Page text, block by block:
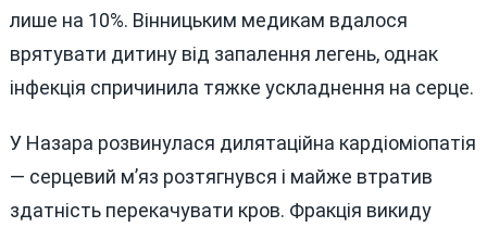
лише на 10%. Вінницьким медикам вдалося
врятувати дитину від запалення легень, однак
інфекція спричинила тяжке ускладнення на серце.
У Назара розвинулася дилятаційна кардіоміопатія
— серцевий м’яз розтягнувся і майже втратив
здатність перекачувати кров. Фракція викиду